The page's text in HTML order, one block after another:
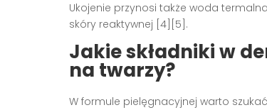
Ukojenie przynosi także woda
skóry reaktywnej [4][5].
Jakie składniki w
na twarzy?
W formule pielęgnacyjnej warto